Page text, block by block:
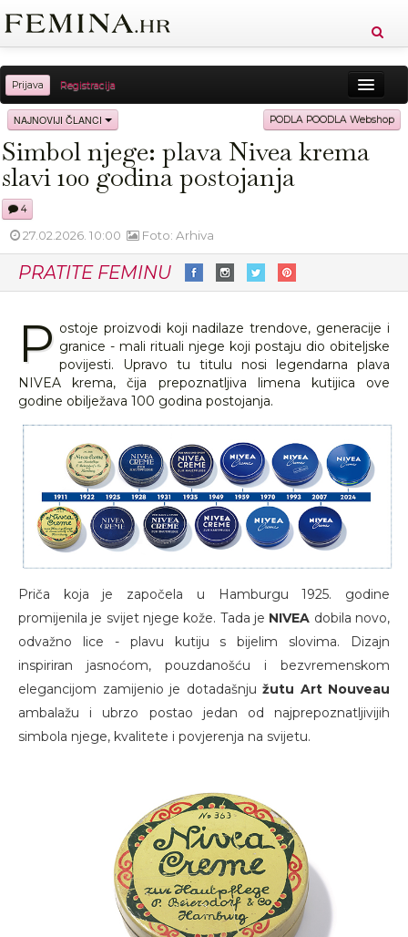
Prijava Registracija
Sreća Zdravlje Vitkost
Moda Ljubav Relax Putovanja Recepti
Proizvodi Knjige Cool
NAJNOVIJI ČLANCI PODLA POODLA Webshop
Simbol njege: plava Nivea krema
slavi 100 godina postojanja
4
27.02.2026. 10:00 Foto: Arhiva
PRATITE FEMINU
P ostoje proizvodi koji nadilaze trendove, generacije i
granice - mali rituali njege koji postaju dio obiteljske
povijesti. Upravo tu titulu nosi legendarna plava
NIVEA krema, čija prepoznatljiva limena kutijica ove
godine obilježava 100 godina postojanja.
Priča koja je započela u Hamburgu 1925. godine
promijenila je svijet njege kože. Tada je NIVEA dobila novo,
odvažno lice - plavu kutiju s bijelim slovima. Dizajn
inspiriran jasnoćom, pouzdanošću i bezvremenskom
elegancijom zamijenio je dotadašnju žutu Art Nouveau
ambalažu i ubrzo postao jedan od najprepoznatljivijih
simbola njege, kvalitete i povjerenja na svijetu.